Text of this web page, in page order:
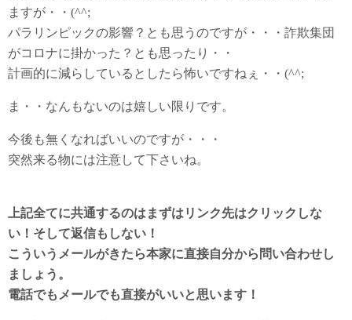
ますが・・(^^;
パラリンピックの影響？とも思うのですが・・・詐欺集団
がコロナに掛かった？とも思ったり・・
計画的に減らしているとしたら怖いですねぇ・・(^^;
ま・・なんもないのは嬉しい限りです。
今後も無くなればいいのですが・・・
突然来る物には注意して下さいね。
上記全てに共通するのはまずはリンク先はクリックしな
い！そして返信もしない！
こういうメールがきたら本家に直接自分から問い合わせし
ましょう。
電話でもメールでも直接がいいと思います！